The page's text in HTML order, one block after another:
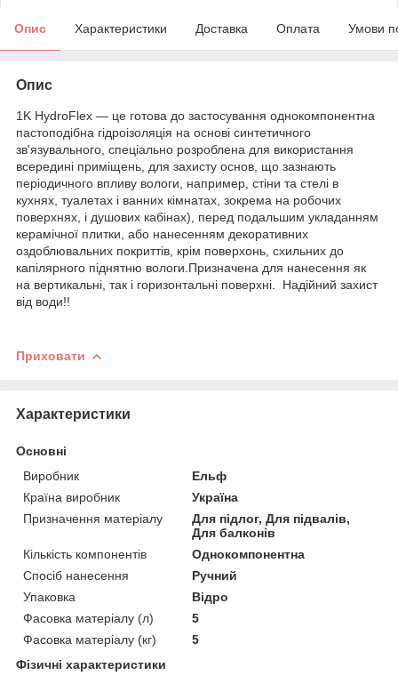
Опис Характеристики Доставка Оплата Умови
Опис
1K HydroFlex — це готова до застосування однокомпонентна
пастоподібна гідроізоляція на основі синтетичного
зв'язувального, спеціально розроблена для використання
всередині приміщень, для захисту основ, що зазнають
періодичного впливу вологи, например, стіни та стелі в
кухнях, туалетах і ванних кімнатах, зокрема на робочих
поверхнях, і душових кабінах), перед подальшим укладанням
керамічної плитки, або нанесенням декоративних
оздоблювальних покриттів, крім поверхонь, схильних до
капілярного піднятню вологи.Призначена для нанесення як
на вертикальні, так і горизонтальні поверхні. Надійний захист
від води!!
Приховати
Характеристики
Основні
Виробник
Ельф
Країна виробник
Україна
Призначення матеріалу
Для підлог, Для підвалів,
Для балконів
Кількість компонентів
Однокомпонентна
Спосіб нанесення
Ручний
Упаковка
Відро
Фасовка матеріалу (л)
5
Фасовка матеріалу (кг)
5
Фізичні характеристики